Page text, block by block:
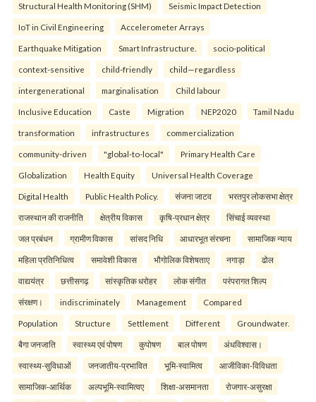
Structural Health Monitoring (SHM) Seismic Impact Detection
IoT in Civil Engineering Accelerometer Arrays
Earthquake Mitigation Smart Infrastructure. socio-political
context-sensitive child-friendly child—regardless
intergenerational marginalisation Child labour
Inclusive Education Caste Migration NEP2020 Tamil Nadu
transformation infrastructures commercialization
community-driven "global-to-local" Primary Health Care
Globalization Health Equity Universal Health Coverage
Digital Health Public Health Policy. संजना जाटव भरतपुर लोकसभा क्षेत्र
राजस्थान की राजनीति क्षेत्रीय विकास कृषि-प्रधान क्षेत्र सिंचाई व्यवस्था
जल प्रबंधन ग्रामीण विकास सांसद निधि आधारभूत संरचना सामाजिक न्याय
महिला प्रतिनिधित्व समावेशी विकास भौगोलिक विशेषताए नगाड़ा ढोल
वाद्ययंत्र छत्तीसगढ़ सांस्कृतिक धरोहर लोक संगीत परंपरागत शिल्प
संरक्षण। indiscriminately Management Compared
Population Structure Settlement Different Groundwater.
बैगा जनजाति स्वास्थ्य एवं पोषण कुपोषण बाल पोषण अंधविश्वास।
स्वास्थ्य-सुविधाओं जनजातीय-प्रभावित भूमि-स्वामित्व आजीविका-विविधता
सामाजिक-आर्थिक अल्पभूमि-स्वामित्वए शिक्षा-असमानता रोजगार-असुरक्षा